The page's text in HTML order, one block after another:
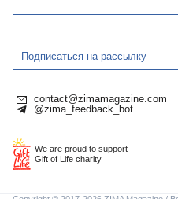
Подписаться на рассылку
contact@zimamagazine.com
@zima_feedback_bot
We are proud to support
Gift of Life charity